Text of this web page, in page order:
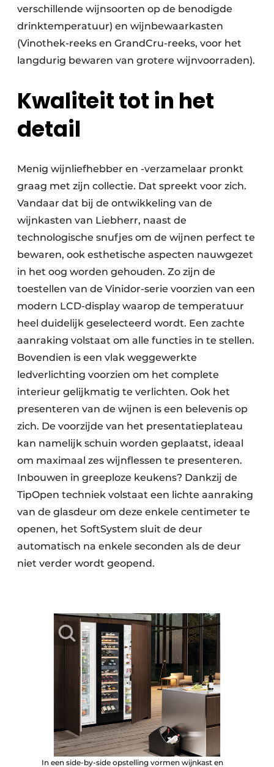
verschillende wijnsoorten op de benodigde
drinktemperatuur) en wijnbewaarkasten
(Vinothek-reeks en GrandCru-reeks, voor het
langdurig bewaren van grotere wijnvoorraden).
Kwaliteit tot in het
detail
Menig wijnliefhebber en -verzamelaar pronkt
graag met zijn collectie. Dat spreekt voor zich.
Vandaar dat bij de ontwikkeling van de
wijnkasten van Liebherr, naast de
technologische snufjes om de wijnen perfect te
bewaren, ook esthetische aspecten nauwgezet
in het oog worden gehouden. Zo zijn de
toestellen van de Vinidor-serie voorzien van een
modern LCD-display waarop de temperatuur
heel duidelijk geselecteerd wordt. Een zachte
aanraking volstaat om alle functies in te stellen.
Bovendien is een vlak weggewerkte
ledverlichting voorzien om het complete
interieur gelijkmatig te verlichten. Ook het
presenteren van de wijnen is een belevenis op
zich. De voorzijde van het presentatieplateau
kan namelijk schuin worden geplaatst, ideaal
om maximaal zes wijnflessen te presenteren.
Inbouwen in greeploze keukens? Dankzij de
TipOpen techniek volstaat een lichte aanraking
van de glasdeur om deze enkele centimeter te
openen, het SoftSystem sluit de deur
automatisch na enkele seconden als de deur
niet verder wordt geopend.
In een side-by-side opstelling vormen wijnkast en